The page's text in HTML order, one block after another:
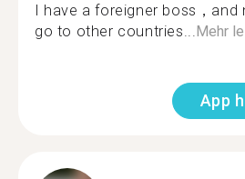
I have a foreigner boss，and
go to other countries... Mehr
App